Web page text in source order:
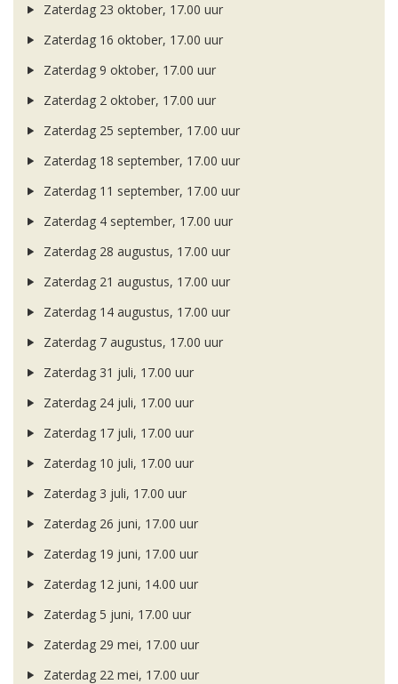
Zaterdag 23 oktober, 17.00 uur
Zaterdag 16 oktober, 17.00 uur
Zaterdag 9 oktober, 17.00 uur
Zaterdag 2 oktober, 17.00 uur
Zaterdag 25 september, 17.00 uur
Zaterdag 18 september, 17.00 uur
Zaterdag 11 september, 17.00 uur
Zaterdag 4 september, 17.00 uur
Zaterdag 28 augustus, 17.00 uur
Zaterdag 21 augustus, 17.00 uur
Zaterdag 14 augustus, 17.00 uur
Zaterdag 7 augustus, 17.00 uur
Zaterdag 31 juli, 17.00 uur
Zaterdag 24 juli, 17.00 uur
Zaterdag 17 juli, 17.00 uur
Zaterdag 10 juli, 17.00 uur
Zaterdag 3 juli, 17.00 uur
Zaterdag 26 juni, 17.00 uur
Zaterdag 19 juni, 17.00 uur
Zaterdag 12 juni, 14.00 uur
Zaterdag 5 juni, 17.00 uur
Zaterdag 29 mei, 17.00 uur
Zaterdag 22 mei, 17.00 uur